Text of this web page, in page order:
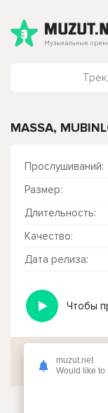
MASSA,
Прослушиваний:
Размер:
Длительность:
Качество:
Дата релиза:
muzut.net
Would like to